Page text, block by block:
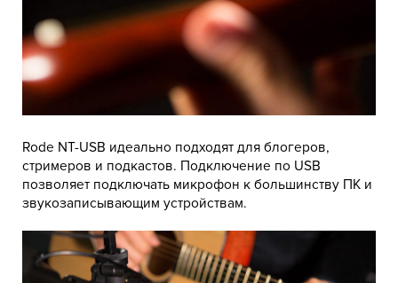
Rode NT-USB идеально подходят для блогеров,
стримеров и подкастов. Подключение по USB
позволяет подключать микрофон к большинству ПК и
звукозаписывающим устройствам.